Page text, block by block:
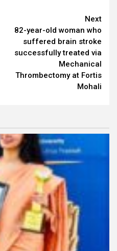
Next
82-year-old woman who
suffered brain stroke
successfully treated via
Mechanical
Thrombectomy at Fortis
Mohali